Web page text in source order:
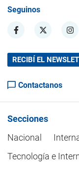
Seguinos
RECIBÍ EL
Contactanos
Secciones
Nacional
Tecnología e